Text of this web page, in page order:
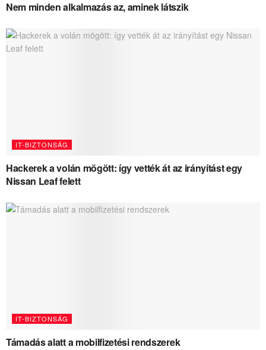
Nem minden alkalmazás az, aminek látszik
IT-BIZTONSÁG
Hackerek a volán mögött: így vették át az irányítást egy
Nissan Leaf felett
IT-BIZTONSÁG
Támadás alatt a mobilfizetési rendszerek